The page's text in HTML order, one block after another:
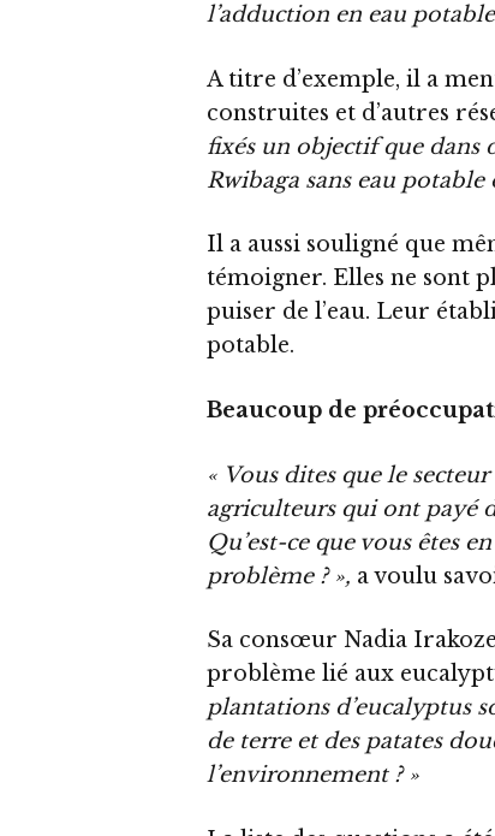
l’adduction en eau
A titre d’exemple, il a
construites et d’autres
fixés un objectif que dans
Rwibaga sans eau
Il a aussi souligné que
témoigner. Elles ne sont
puiser de l’eau. Leur
potable.
Beaucoup de
« Vous dites que le
agriculteurs qui ont payé
Qu’est-ce que vous êtes
problème ? », a voulu
Sa consœur Nadia
problème lié aux
plantations d’eucalyptus
de terre et des patates
l’environnement ? »